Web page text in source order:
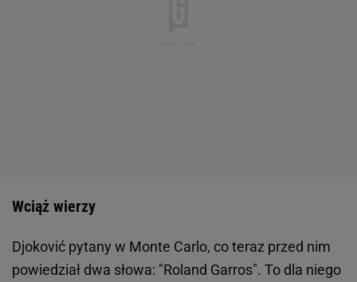
Wciąż wierzy
Djoković pytany w Monte Carlo, co teraz przed nim
powiedział dwa słowa: "Roland Garros". To dla niego